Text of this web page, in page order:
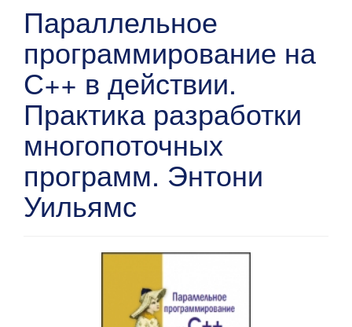
Параллельное
программирование на
С++ в действии.
Практика разработки
многопоточных
программ. Энтони
Уильямс